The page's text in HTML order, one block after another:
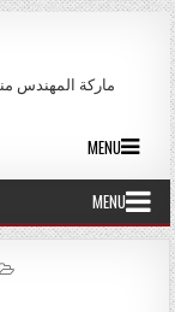
Skip to content
MENU
MENU